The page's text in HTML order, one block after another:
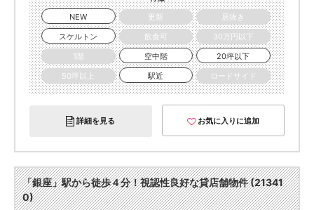
NEW
更新
居抜き
スケルトン
飲食可
30万円以下
1階
空中階
20坪以下
50坪以上
駅近 ロードサイド
詳細を見る お気に入りに追加
「銀座」駅から徒歩４分！視認性良好な貸店舗物件 (21341
0)